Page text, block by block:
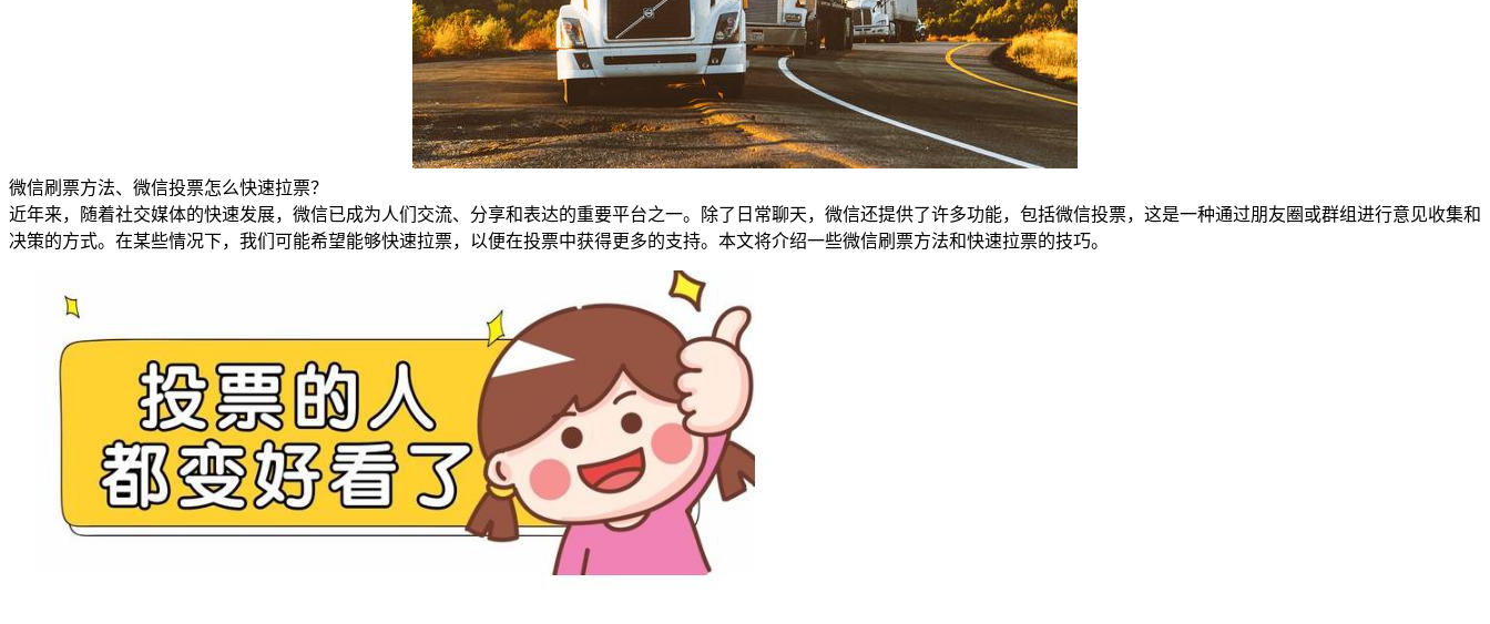
微信刷票方法、微信投票怎么快速拉票？
近年来，随着社交媒体的快速发展，微信已成为人们交流、分享和表达的重要平台之一。除了日常聊天，微信还提供了许多功能，包括微信投票，这是一种通过朋友圈或群组进行意见收集和
决策的方式。在某些情况下，我们可能希望能够快速拉票，以便在投票中获得更多的支持。本文将介绍一些微信刷票方法和快速拉票的技巧。